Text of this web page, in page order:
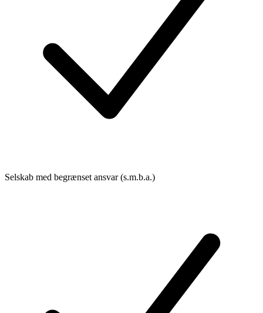
Selskab med begrænset ansvar (s.m.b.a.)